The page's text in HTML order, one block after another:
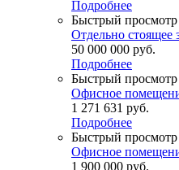
Подробнее
Быстрый просмотр
Отдельно стоящее
50 000 000 руб.
Подробнее
Быстрый просмотр
Офисное
1 271 631 руб.
Подробнее
Быстрый просмотр
Офисное
1 900 000 руб.